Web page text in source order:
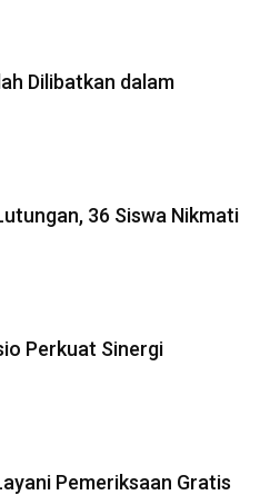
Dilibatkan dalam
36 Siswa Nikmati
Perkuat Sinergi
Pemeriksaan Gratis